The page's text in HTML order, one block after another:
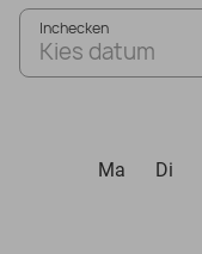
Inchecken
Kies datum
Ma
Di